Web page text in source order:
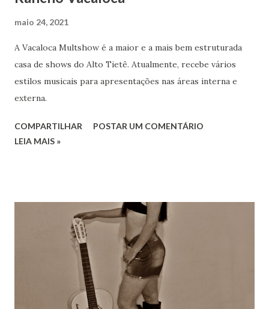
maio 24, 2021
A Vacaloca Multshow é a maior e a mais bem estruturada
casa de shows do Alto Tietê. Atualmente, recebe vários
estilos musicais para apresentações nas áreas interna e
externa.
COMPARTILHAR
POSTAR UM COMENTÁRIO
LEIA MAIS »